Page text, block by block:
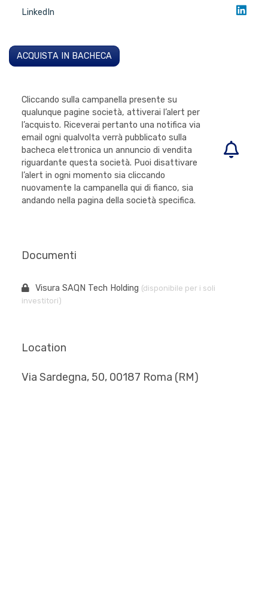
LinkedIn
ACQUISTA IN BACHECA
Cliccando sulla campanella presente su
qualunque pagine società, attiverai l’alert per
l’acquisto. Riceverai pertanto una notifica via
email ogni qualvolta verrà pubblicato sulla
bacheca elettronica un annuncio di vendita
riguardante questa società. Puoi disattivare
l’alert in ogni momento sia cliccando
nuovamente la campanella qui di fianco, sia
andando nella pagina della società specifica.
Documenti
Visura SAQN Tech Holding (disponibile per i soli
investitori)
Location
Via Sardegna, 50, 00187 Roma (RM)